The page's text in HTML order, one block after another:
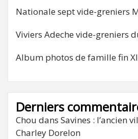
Nationale sept vide-greniers
Viviers Adeche vide-greniers
Album photos de famille fin
Derniers
Chou dans Savines : l’ancien
Charley Dorelon